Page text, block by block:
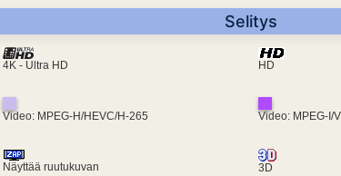
Selitys
4K - Ultra HD HD
Video: MPEG-H/HEVC/H-265 Video: MPEG-I/
Näyttää ruutukuvan 3D